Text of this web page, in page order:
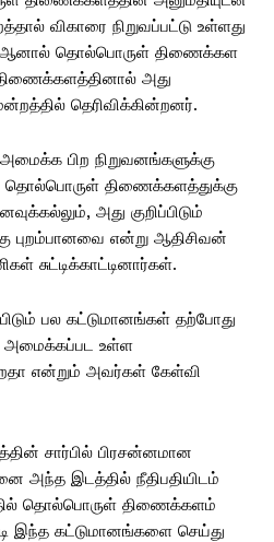
விகாரை நிறுவப்பட்டு உள்ளது
ஆனால் தொல்பொருள் திணைக்கள
அது
தெரிவிக்கின்றனர்.
பிற நிறுவனங்களுக்கு
தொல்பொருள் திணைக்களத்துக்கு
அது குறிப்பிடும்
புறம்பானவை என்று ஆதிசிவன்
சுட்டிக்காட்டினார்கள்.
பல கட்டுமானங்கள் தற்போது
அமைக்கப்பட உள்ள
என்றும் அவர்கள் கேள்வி
சார்பில் பிரசன்னமான
அந்த இடத்தில் நீதிபதியிடம்
தொல்பொருள் திணைக்களம்
இந்த கட்டுமானங்களை செய்து